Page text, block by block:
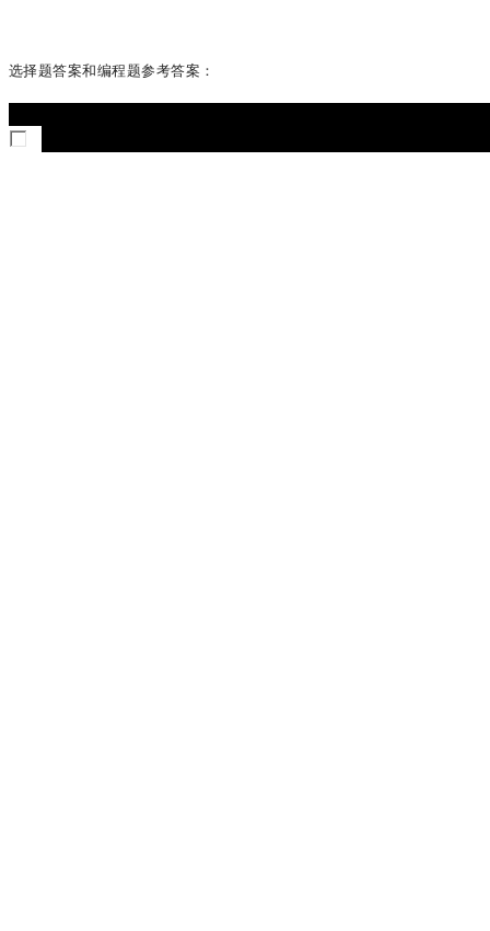
选择题答案和编程题参考答案：